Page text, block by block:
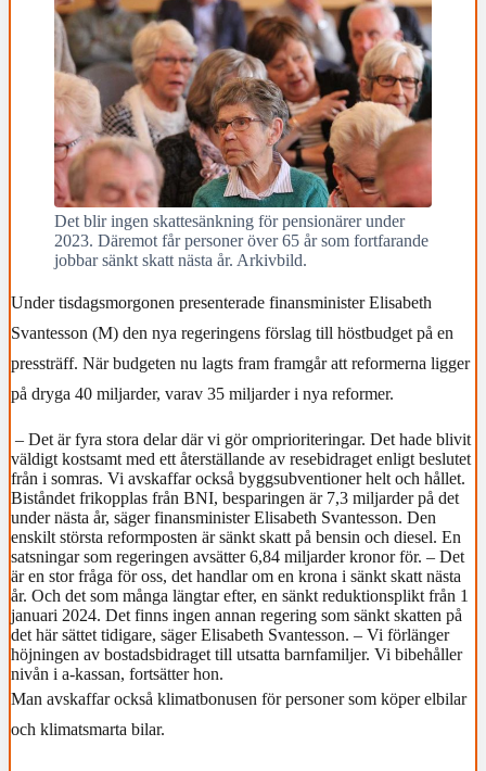
Det blir ingen skattesänkning för pensionärer under
2023. Däremot får personer över 65 år som fortfarande
jobbar sänkt skatt nästa år. Arkivbild.
Under tisdagsmorgonen presenterade finansminister Elisabeth
Svantesson (M) den nya regeringens förslag till höstbudget på en
pressträff. När budgeten nu lagts fram framgår att reformerna ligger
på dryga 40 miljarder, varav 35 miljarder i nya reformer.
– Det är fyra stora delar där vi gör omprioriteringar. Det hade blivit
väldigt kostsamt med ett återställande av resebidraget enligt beslutet
från i somras. Vi avskaffar också byggsubventioner helt och hållet.
Biståndet frikopplas från BNI, besparingen är 7,3 miljarder på det
under nästa år, säger finansminister Elisabeth Svantesson. Den
enskilt största reformposten är sänkt skatt på bensin och diesel. En
satsningar som regeringen avsätter 6,84 miljarder kronor för. – Det
är en stor fråga för oss, det handlar om en krona i sänkt skatt nästa
år. Och det som många längtar efter, en sänkt reduktionsplikt från 1
januari 2024. Det finns ingen annan regering som sänkt skatten på
det här sättet tidigare, säger Elisabeth Svantesson. – Vi förlänger
höjningen av bostadsbidraget till utsatta barnfamiljer. Vi bibehåller
nivån i a-kassan, fortsätter hon.
Man avskaffar också klimatbonusen för personer som köper elbilar
och klimatsmarta bilar.